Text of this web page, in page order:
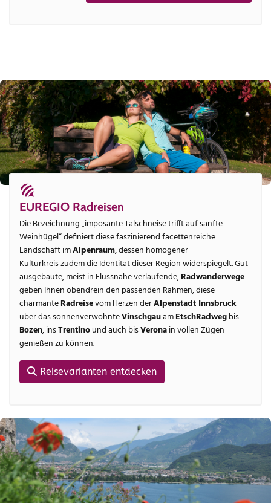
EUREGIO Radreisen
Die Bezeichnung „imposante Talschneise trifft auf sanfte
Weinhügel“ definiert diese faszinierend facettenreiche
Landschaft imAlpenraum, dessen homogener
Kulturkreis zudem die Identität dieser Region widerspiegelt. Gut
ausgebaute, meist in Flussnähe verlaufende,Radwanderwege
geben Ihnen obendrein den passenden Rahmen, diese
charmanteRadreisevom Herzen derAlpenstadt Innsbruck
über das sonnenverwöhnteVinschgauamEtschRadwegbis
Bozen, insTrentinound auch bisVeronain vollen Zügen
genießen zu können.
Reisevarianten entdecken